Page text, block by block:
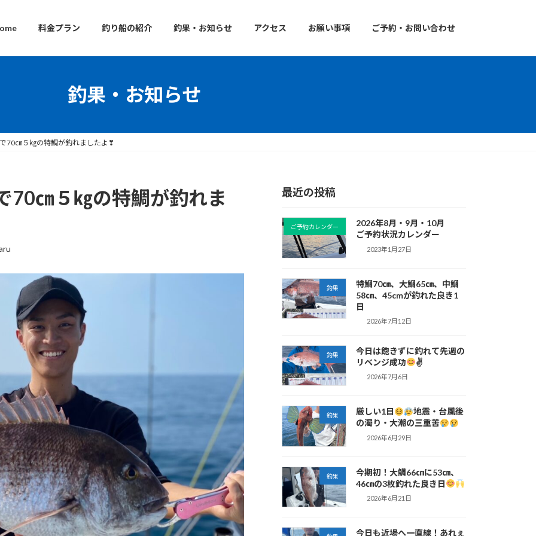
料金プラン 釣り船の紹介 釣果・お知らせ アクセス お願い事項 ご予約・お問い合わせ
釣果・お知らせ
70㎝５㎏の特鯛が釣れましたよ❣
70㎝５㎏の特鯛が釣れま 最近の投稿
ご予約カレンダー
2026年8月・9月・10月
ご予約状況カレンダー
2023年1月27日
釣果
特鯛70㎝、大鯛65㎝、中鯛
58㎝、45cmが釣れた良き1
日
2026年7月12日
釣果
今日は飽きずに釣れて先週の
リベンジ成功
✌
2026年7月6日
釣果 厳しい1日
地震・台風後
の濁り・大潮の三重苦
2026年6月29日
釣果
今期初！大鯛66㎝に53㎝、
46㎝の3枚釣れた良き日
2026年6月21日
今日も近場へ一直線！あれぇ